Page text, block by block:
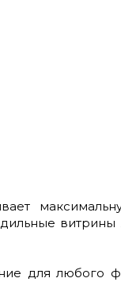
витрины
для любого